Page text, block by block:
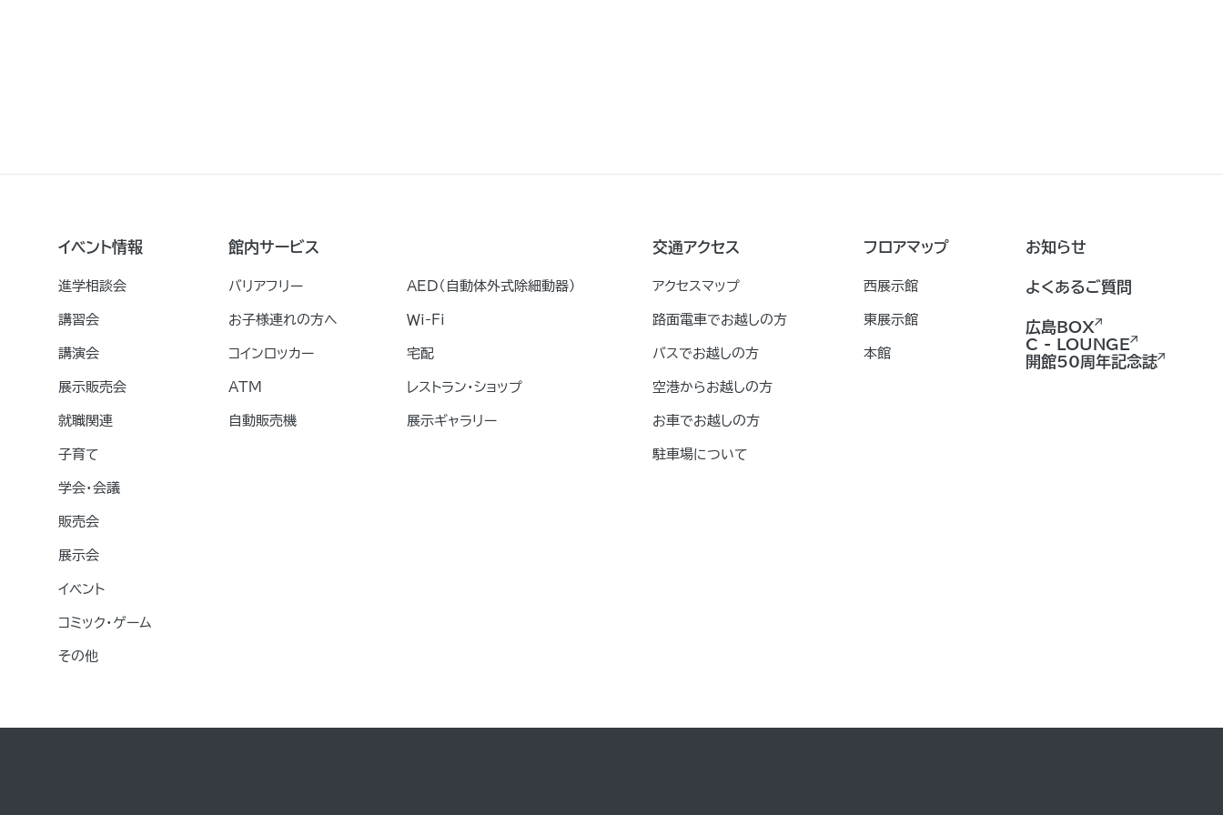
イベント情報
進学相談会
講習会
講演会
展示販売会
就職関連
子育て
学会・会議
販売会
展示会
イベント
コミック・ゲーム
その他
館内サービス
バリアフリー
お子様連れの方へ
コインロッカー
ATM
自動販売機
AED（自動体外式除細動器）
Ｗｉ-Ｆｉ
宅配
レストラン・ショップ
展示ギャラリー
交通アクセス
アクセスマップ
路面電車でお越しの方
バスでお越しの方
空港からお越しの方
お車でお越しの方
駐車場について
フロアマップ
西展示館
東展示館
本館
お知らせ
よくあるご質問
広島BOX
C - LOUNGE
開館50周年記念誌